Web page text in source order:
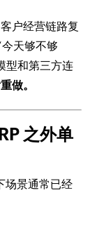
户经营链路复
天够不够
型和第三方连
做。
之外单
场景通常已经